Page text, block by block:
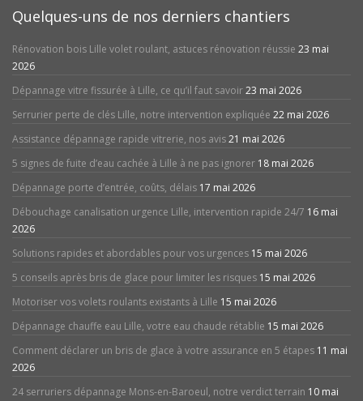
Quelques-uns de nos derniers chantiers
Rénovation bois Lille volet roulant, astuces rénovation réussie 23 mai
2026
Dépannage vitre fissurée à Lille, ce qu’il faut savoir23 mai 2026
Serrurier perte de clés Lille, notre intervention expliquée 22 mai 2026
Assistance dépannage rapide vitrerie, nos avis21 mai 2026
5 signes de fuite d’eau cachée à Lille à ne pas ignorer 18 mai 2026
Dépannage porte d’entrée, coûts, délais 17 mai 2026
Débouchage canalisation urgence Lille, intervention rapide 24/7 16 mai
2026
Solutions rapides et abordables pour vos urgences 15 mai 2026
5 conseils après bris de glace pour limiter les risques 15 mai 2026
Motoriser vos volets roulants existants à Lille 15 mai 2026
Dépannage chauffe eau Lille, votre eau chaude rétablie 15 mai 2026
Comment déclarer un bris de glace à votre assurance en 5 étapes 11 mai
2026
24 serruriers dépannage Mons-en-Baroeul, notre verdict terrain 10 mai